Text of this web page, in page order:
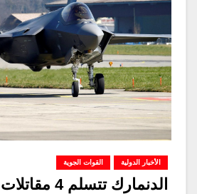
الأخبار الدولية القوات الجوية
الدنمارك